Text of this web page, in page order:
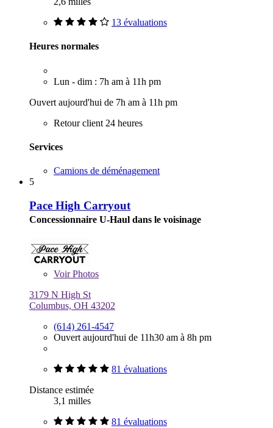
13 évaluations
Heures normales
Lun - dim : 7h am à 11h pm
Ouvert aujourd'hui de 7h am à 11h pm
Retour client 24 heures
Services
Camions de déménagement
5
Pace High Carryout
Concessionnaire U-Haul dans le voisinage
VoirPhotos
3179 N High St
Columbus, OH 43202
(614) 261-4547
Ouvert aujourd'hui de 11h30 am à 8h pm
81 évaluations
Distance estimée
3,1 milles
81 évaluations